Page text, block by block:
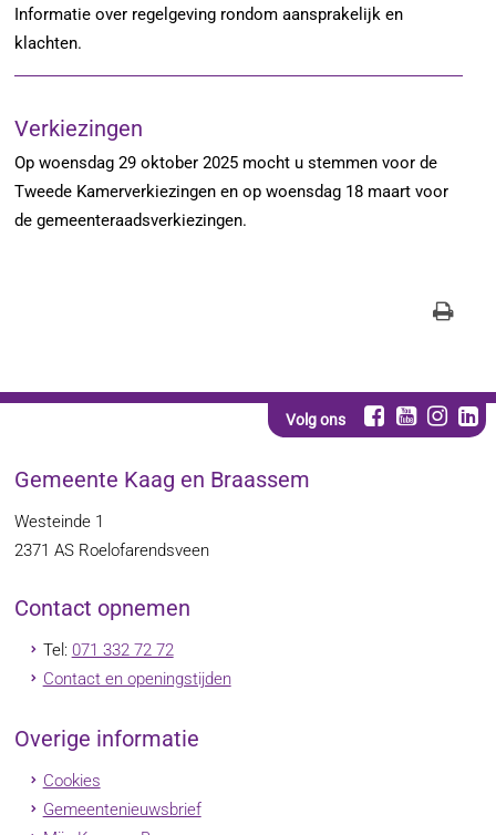
Informatie over regelgeving rondom aansprakelijk en
klachten.
Verkiezingen
Op woensdag 29 oktober 2025 mocht u stemmen voor de
Tweede Kamerverkiezingen en op woensdag 18 maart voor
de gemeenteraadsverkiezingen.
Volg ons
Gemeente Kaag en Braassem
Westeinde 1
2371 AS Roelofarendsveen
Contact opnemen
Tel: 071 332 72 72
Contact en openingstijden
Overige informatie
Cookies
Gemeentenieuwsbrief